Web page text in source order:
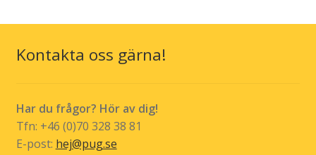
De
Kontakta oss gärna!
Har du frågor? Hör av dig!
Tfn: +46 (0)70 328 38 81
E-post: hej@pug.se